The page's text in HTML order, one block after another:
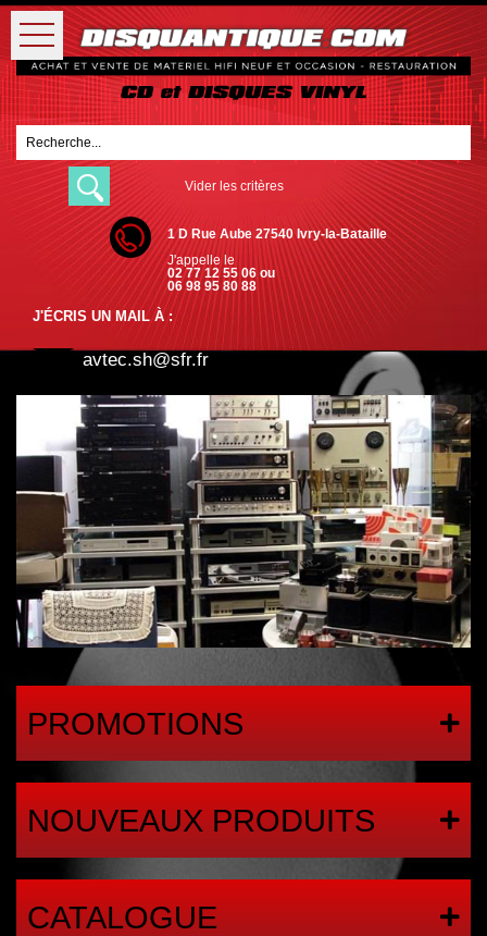
Vider les critères
1 D Rue Aube 27540 Ivry-la-Bataille
J'appelle le
02 77 12 55 06 ou
06 98 95 80 88
J'ÉCRIS UN MAIL À :
avtec.sh@sfr.fr
PROMOTIONS
NOUVEAUX PRODUITS
CATALOGUE